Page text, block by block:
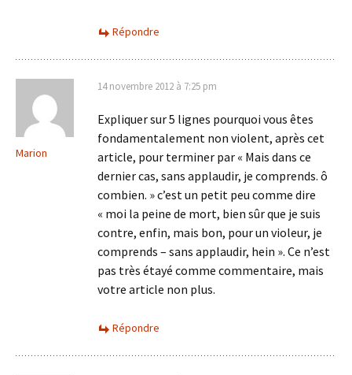
Répondre
Marion
14 novembre 2012 à 7:25 pm
Expliquer sur 5 lignes pourquoi vous êtes
fondamentalement non violent, après cet
article, pour terminer par « Mais dans ce
dernier cas, sans applaudir, je comprends. ô
combien. » c’est un petit peu comme dire
« moi la peine de mort, bien sûr que je suis
contre, enfin, mais bon, pour un violeur, je
comprends – sans applaudir, hein ». Ce n’est
pas très étayé comme commentaire, mais
votre article non plus.
Répondre